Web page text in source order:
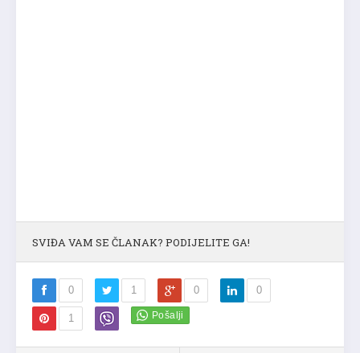
SVIĐA VAM SE ČLANAK? PODIJELITE GA!
0 1 0 0
1